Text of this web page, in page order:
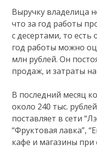
Выручку владелица
что за год работы
с десертами, то
год работы можно
млн рублей. Он
продаж, и затраты
В последний месяц
около 240 тыс.
поставляет в сети
“Фруктовая лавка”,
кафе и магазины при